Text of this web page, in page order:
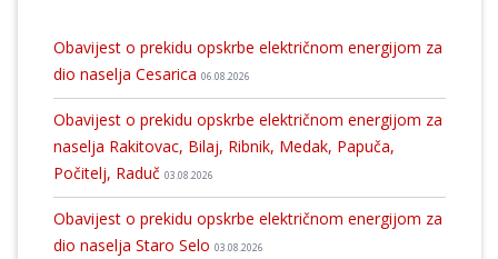
Obavijest o prekidu opskrbe električnom energijom za
dio naselja Cesarica 06.08.2026
Obavijest o prekidu opskrbe električnom energijom za
naselja Rakitovac, Bilaj, Ribnik, Medak, Papuča,
Počitelj, Raduč 03.08.2026
Obavijest o prekidu opskrbe električnom energijom za
dio naselja Staro Selo 03.08.2026